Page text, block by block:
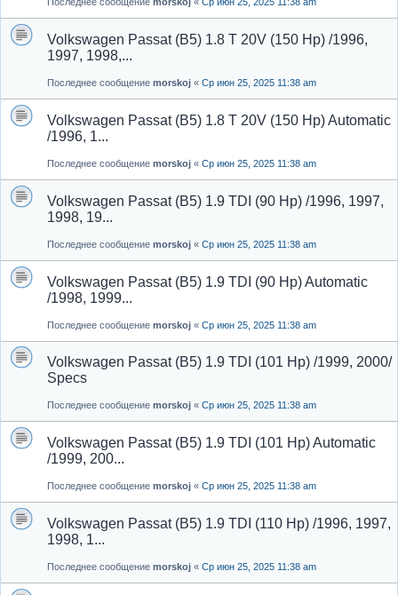
Volkswagen Passat (B5) 1.8 T 20V (150 Hp) /1996,
1997, 1998,...
Последнее сообщение morskoj « Ср июн 25, 2025 11:38 am
Volkswagen Passat (B5) 1.8 T 20V (150 Hp) Automatic
/1996, 1...
Последнее сообщение morskoj « Ср июн 25, 2025 11:38 am
Volkswagen Passat (B5) 1.9 TDI (90 Hp) /1996, 1997,
1998, 19...
Последнее сообщение morskoj « Ср июн 25, 2025 11:38 am
Volkswagen Passat (B5) 1.9 TDI (90 Hp) Automatic
/1998, 1999...
Последнее сообщение morskoj « Ср июн 25, 2025 11:38 am
Volkswagen Passat (B5) 1.9 TDI (101 Hp) /1999, 2000/
Specs
Последнее сообщение morskoj « Ср июн 25, 2025 11:38 am
Volkswagen Passat (B5) 1.9 TDI (101 Hp) Automatic
/1999, 200...
Последнее сообщение morskoj « Ср июн 25, 2025 11:38 am
Volkswagen Passat (B5) 1.9 TDI (110 Hp) /1996, 1997,
1998, 1...
Последнее сообщение morskoj « Ср июн 25, 2025 11:38 am